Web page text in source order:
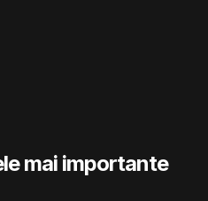
mai importante